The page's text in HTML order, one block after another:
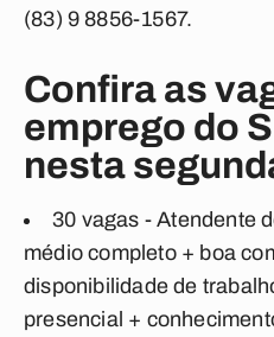
(83) 9 8856-1567.
Confira as
emprego do
nesta
30 vagas - Atendente
médio completo + boa
disponibilidade de
presencial +